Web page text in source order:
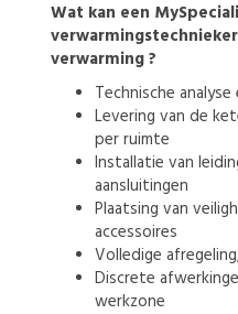
Wat kan een
verwarming ?
Technische
Levering van de
per ruimte
Installatie van
aansluitingen
Plaatsing van
accessoires
Volledige
Discrete
werkzone